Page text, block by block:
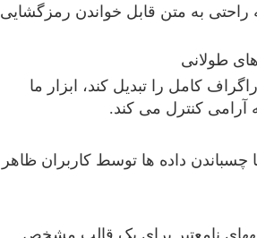
به راحتی به متن قابل خواندن رمزگشایی
طولانی
کامل را تبدیل کند، ابزار ما
آرامی کنترل می کند.
یا چسباندن داده ها توسط کاربران ظاهر